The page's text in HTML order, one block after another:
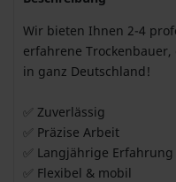
Wir bieten Ihnen 2-4
erfahrene
in ganz Deutschland!
✅ Zuverlässig
✅ Präzise Arbeit
✅ Langjährige Erfahrung
✅ Flexibel & mobil